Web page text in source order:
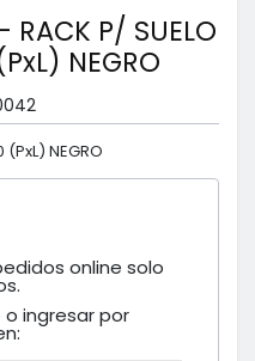
P/ SUELO
NEGRO
NEGRO
online solo
o ingresar por